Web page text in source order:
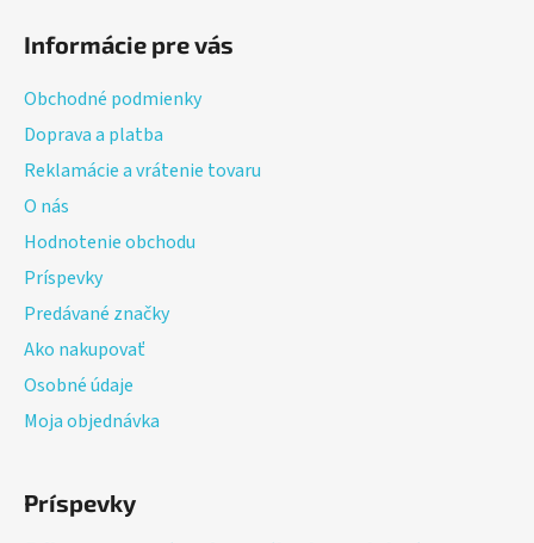
Informácie pre vás
Obchodné podmienky
Doprava a platba
Reklamácie a vrátenie tovaru
O nás
Hodnotenie obchodu
Príspevky
Predávané značky
Ako nakupovať
Osobné údaje
Moja objednávka
Príspevky